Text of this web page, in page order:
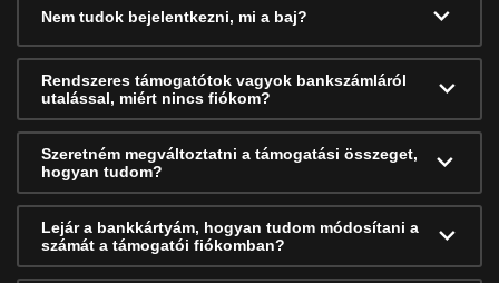
Nem tudok bejelentkezni, mi a baj?
Rendszeres támogatótok vagyok bankszámláról
utalással, miért nincs fiókom?
Szeretném megváltoztatni a támogatási összeget,
hogyan tudom?
Lejár a bankkártyám, hogyan tudom módosítani a
számát a támogatói fiókomban?